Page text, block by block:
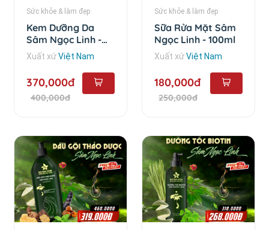
Sức khỏe & làm đẹp
Kem Dưỡng Da
Sâm Ngọc Linh -
35g
Xuất xứViệt Nam
370,000đ
400,000đ
Sức khỏe & làm đẹp
Sữa Rửa Mặt Sâm
Ngọc Linh - 100ml
Xuất xứViệt Nam
180,000đ
250,000đ